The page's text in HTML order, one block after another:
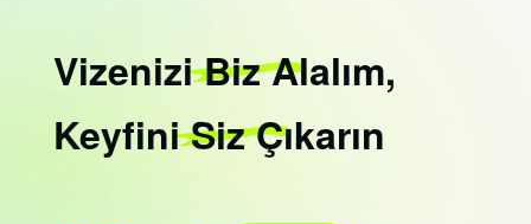
VizeniziBizAlalım,
KeyfiniSizÇıkarın